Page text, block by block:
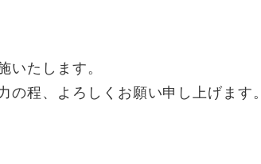
いたします。
程、よろしくお願い申し上げます。